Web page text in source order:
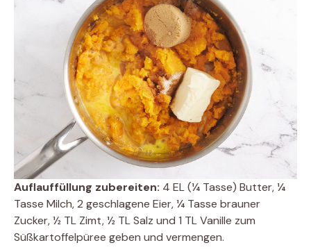
Auflauffüllung zubereiten: 4 EL (¼ Tasse) Butter, ¼
Tasse Milch, 2 geschlagene Eier, ¼ Tasse brauner
Zucker, ½ TL Zimt, ½ TL Salz und 1 TL Vanille zum
Süßkartoffelpüree geben und vermengen.